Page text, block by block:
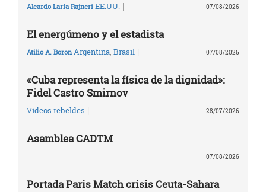
Aleardo Laría Rajneri EE.UU. | 07/08/2026
El energúmeno y el estadista
Atilio A. Boron Argentina Brasil | 07/08/2026
«Cuba representa la física de la dignidad»:
Fidel Castro Smirnov
Vídeos rebeldes | 28/07/2026
Asamblea CADTM
07/08/2026
Portada Paris Match crisis Ceuta-Sahara